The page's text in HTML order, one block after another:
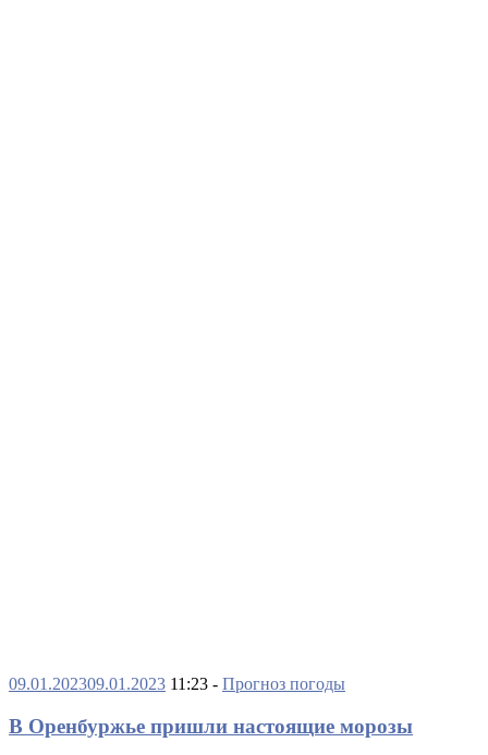
09.01.202309.01.2023 11:23 - Прогноз погоды
В Оренбуржье пришли настоящие морозы